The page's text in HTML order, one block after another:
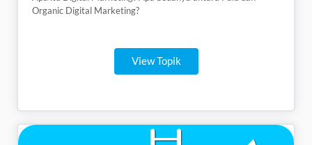
Organic Digital Marketing?
View Topik